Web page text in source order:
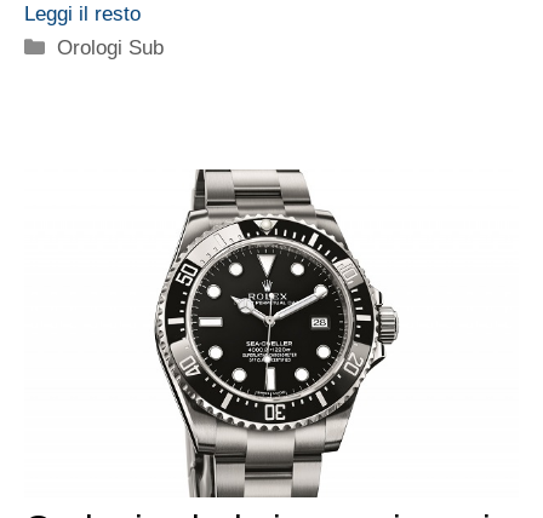
Leggi il resto
Categorie
Orologi Sub